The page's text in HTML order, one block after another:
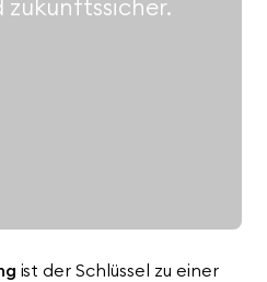
ist der Schlüssel zu einer